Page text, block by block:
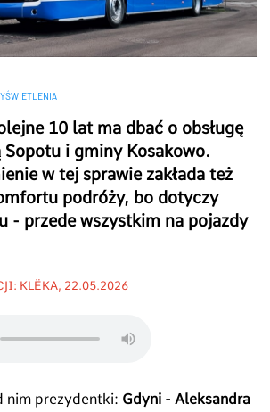
10 lat ma dbać o obsługę
i gminy Kosakowo.
w tej sprawie zakłada też
podróży, bo dotyczy
- przede wszystkim na pojazdy
KLËKA, 22.05.2026
nim prezydentki: Gdyni - Aleksandra